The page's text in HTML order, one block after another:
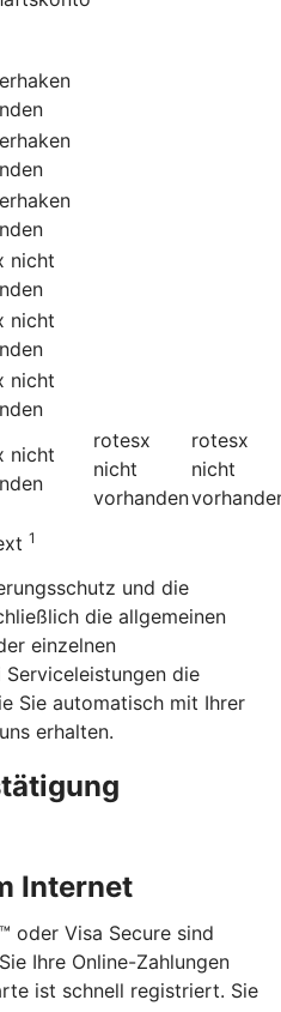
nicht
nicht
nicht
nicht
rotesx
nicht
vorhanden
rotesx
nicht
1
und die
die allgemeinen
einzelnen
die
Sie automatisch mit Ihrer
erhalten.
Internet
oder Visa Secure sind
Ihre Online-Zahlungen
ist schnell registriert. Sie